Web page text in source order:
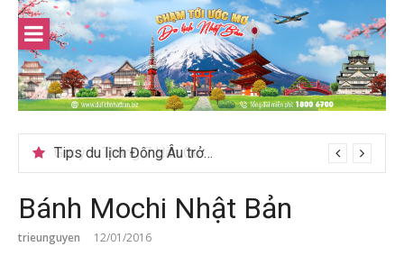
Skip
content
Tips du lịch Đông Âu trở nên trọn vẹn hơn
Bánh Mochi Nhật Bản
trieunguyen 12/01/2016